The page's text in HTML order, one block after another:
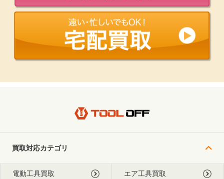
買取対応カテゴリ
電動工具買取 エア工具買取